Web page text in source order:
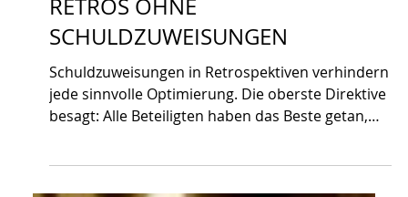
Judith Andresen
9. Feb. 2013
2 Min. Lesezeit
METHODEN
SCHULDZUWEISUNGEN